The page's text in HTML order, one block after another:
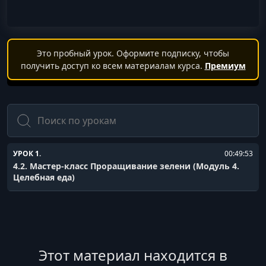
Это пробный урок. Оформите подписку, чтобы
получить доступ ко всем материалам курса. Премиум
Поиск
УРОК 1. 00:49:53
4.2. Мастер-класс Проращивание зелени (Модуль 4.
Целебная еда)
Этот материал находится в